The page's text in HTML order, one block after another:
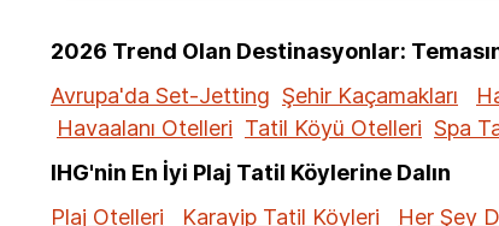
2026 Trend Olan Destinasyonlar:
Avrupa'da Set-Jetting Şehir Kaçamakları
Havaalanı Otelleri Tatil Köyü Otelleri Spa
IHG'nin En İyi Plaj Tatil Köylerine Dalın
Plaj Otelleri
Karayip Tatil Köyleri Her Şey